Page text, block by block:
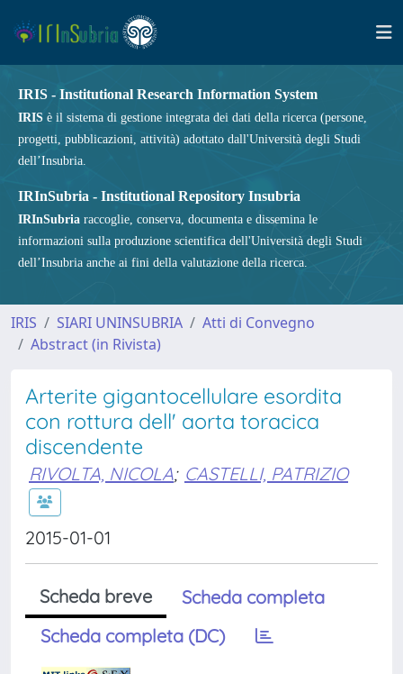
IRIS - Institutional Research Information System
IRIS è il sistema di gestione integrata dei dati della ricerca (persone,
progetti, pubblicazioni, attività) adottato dall'Università degli Studi
dell’Insubria.
IRInSubria - Institutional Repository Insubria
IRInSubria raccoglie, conserva, documenta e dissemina le
informazioni sulla produzione scientifica dell'Università degli Studi
dell’Insubria anche ai fini della valutazione della ricerca.
IRIS SIARI UNINSUBRIA
Atti di Convegno
Abstract (in Rivista)
Arterite gigantocellulare esordita
con rottura dell' aorta toracica
discendente
RIVOLTA, NICOLA; CASTELLI, PATRIZIO
2015-01-01
Scheda breve
Scheda completa
Scheda completa (DC)